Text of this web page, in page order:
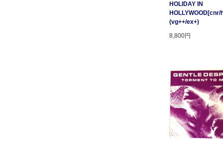
HOLIDAY IN
(vg++/ex+)
8,800円